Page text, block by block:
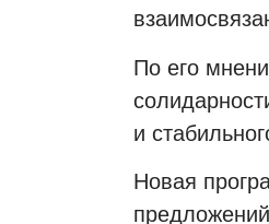
По его
и
Новая